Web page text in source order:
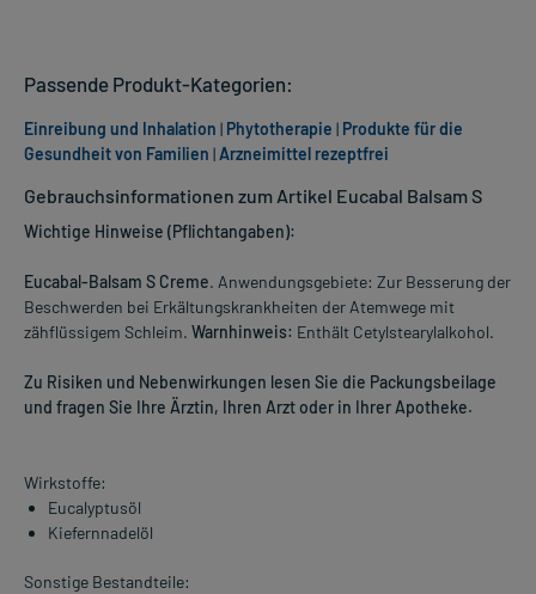
Gebrauchsinformationen zum Artikel Eucabal Balsam S
Wichtige Hinweise (Pflichtangaben):
Eucabal-Balsam S Creme. Anwendungsgebiete: Zur Besserung der
Beschwerden bei Erkältungskrankheiten der Atemwege mit
zähflüssigem Schleim. Warnhinweis: Enthält Cetylstearylalkohol.
Zu Risiken und Nebenwirkungen lesen Sie die Packungsbeilage
und fragen Sie Ihre Ärztin, Ihren Arzt oder in Ihrer Apotheke.
Wirkstoffe:
Eucalyptusöl
Kiefernnadelöl
Sonstige Bestandteile:
Passende Produkt-Kategorien:
Einreibung und Inhalation | Phytotherapie | Produkte für die
Gesundheit von Familien |Arzneimittel rezeptfrei